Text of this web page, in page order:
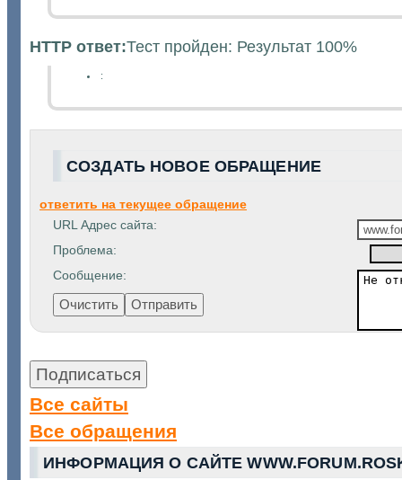
HTTP ответ:Тест пройден: Результат 100%
:
СОЗДАТЬ НОВОЕ ОБРАЩЕНИЕ
ответить на текущее обращение
URL Адрес сайта:
Проблема:
Сообщение:
Все сайты
Все обращения
ИНФОРМАЦИЯ О САЙТЕ